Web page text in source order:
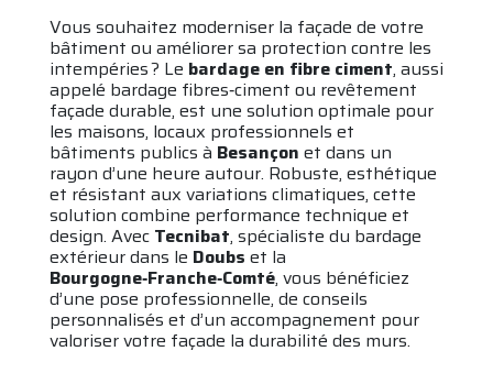
Vous souhaitez moderniser la façade de votre
bâtiment ou améliorer sa protection contre les
intempéries ? Le bardage en fibre ciment, aussi
appelé bardage fibres‑ciment ou revêtement
façade durable, est une solution optimale pour
les maisons, locaux professionnels et
bâtiments publics à Besançon et dans un
rayon d’une heure autour. Robuste, esthétique
et résistant aux variations climatiques, cette
solution combine performance technique et
design. Avec Tecnibat, spécialiste du bardage
extérieur dans le Doubs et la
Bourgogne‑Franche‑Comté, vous bénéficiez
d’une pose professionnelle, de conseils
personnalisés et d’un accompagnement pour
valoriser votre façade la durabilité des murs.